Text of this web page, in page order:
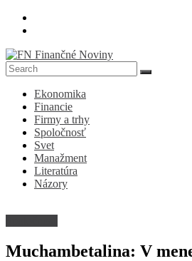
Skip
FN
Finančné
Noviny
Denník
ekonomike
spoločnosti
Ekonomika
Financie
Firmy a trhy
Spoločnosť
Svet
Manažment
Literatúra
Názory
Muchambetalina: V